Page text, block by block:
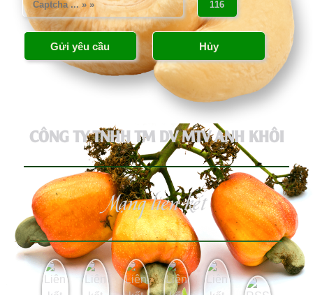
CÔNG TY TNHH TM DV MTV ANH KHÔI
Mạng liên kết